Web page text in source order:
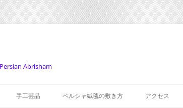
Abrisham
ン
テ
手工芸品 ペルシャ絨毯の敷き方 アクセス